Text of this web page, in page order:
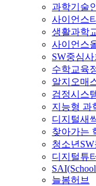
과학기술
사이언스
생활과학
사이언스
SW중심
수학교육
알지오매
검정시스
지능형 과
디지털새
찾아가는
청소년
디지털튜
늘봄허브